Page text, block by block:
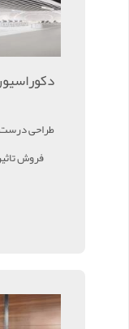
طراحی درست
فروش